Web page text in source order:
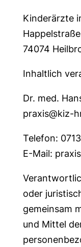
Kinderärzte
74074
Inhaltlich
Dr. med.
praxis@kiz-
Telefon:
E-Mail:
oder
gemeinsam
und Mittel